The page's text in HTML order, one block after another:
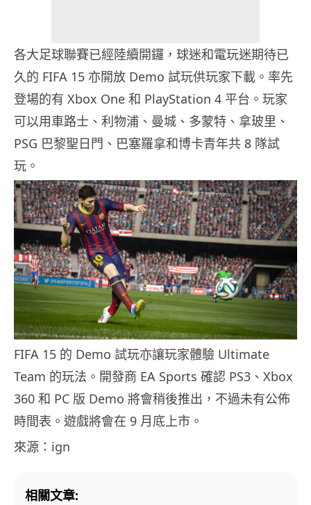
各大足球聯賽已經陸續開鑼，球迷和電玩迷期待已
久的 FIFA 15 亦開放 Demo 試玩供玩家下載。率先
登場的有 Xbox One 和 PlayStation 4 平台。玩家
可以用車路士、利物浦、曼城、多蒙特、拿玻里、
PSG 巴黎聖日門、巴塞羅拿和博卡青年共 8 隊試
玩。
FIFA 15 的 Demo 試玩亦讓玩家體驗 Ultimate
Team 的玩法。開發商 EA Sports 確認 PS3、Xbox
360 和 PC 版 Demo 將會稍後推出，不過未有公佈
時間表。遊戲將會在 9 月底上市。
來源：ign
相關文章: